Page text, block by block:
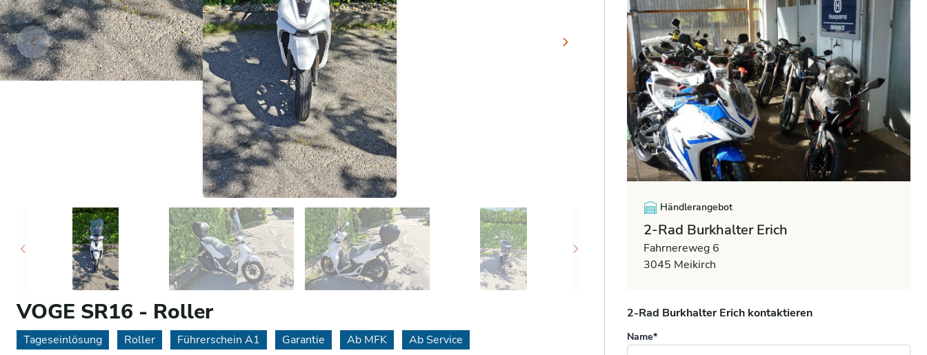
VOGE SR16 - Roller
Tageseinlösung Roller Führerschein A1 Garantie Ab MFK
Ab Service
Händlerangebot
2-Rad Burkhalter Erich
Fahrnereweg 6
3045 Meikirch
2-Rad Burkhalter Erich kontaktieren
Name*